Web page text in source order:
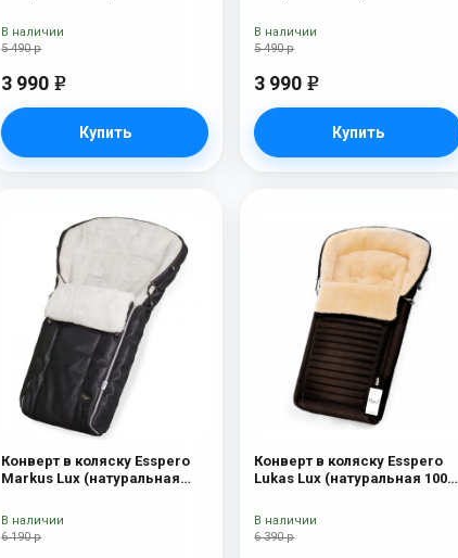
5 490 р
3 990 e
Купить
В наличии
5 490 р
3 990 e
Купить
В наличии
Конверт в коляску Esspero
Markus Lux (натуральная
6 190 р
В наличии
Конверт в коляску Esspero
Lukas Lux (натуральная 100%
6 390 р
В наличии